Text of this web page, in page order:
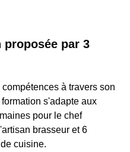
par 3
à travers son
s'adapte aux
pour le chef
brasseur et 6
cuisine.